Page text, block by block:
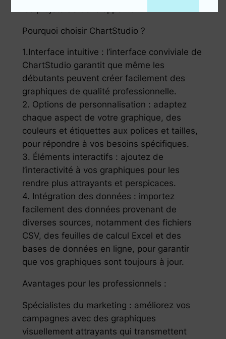
Pourquoi choisir ChartStudio ?
1.Interface intuitive : l’interface conviviale de
ChartStudio garantit que même les
débutants peuvent créer facilement des
graphiques de qualité professionnelle.
2. Options de personnalisation : adaptez
chaque aspect de votre graphique, des
couleurs et étiquettes aux polices et tailles,
pour répondre à vos besoins spécifiques.
3. Éléments interactifs : ajoutez de
l’interactivité à vos graphiques pour les
rendre plus attrayants et perspicaces.
4. Intégration des données : importez
facilement des données provenant de
diverses sources, notamment des fichiers
CSV, des feuilles de calcul Excel et des
bases de données en ligne, pour garantir
que vos graphiques sont toujours à jour.
Avantages pour les professionnels :
Spécialistes du marketing : améliorez vos
campagnes avec des graphiques
visuellement attrayants qui transmettent